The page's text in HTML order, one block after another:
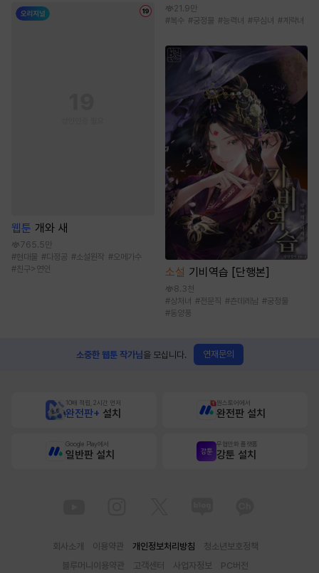
웹툰 개와 새
765.5만
#현대물 #다정공 #소설원작 #오메가수
#친구>연인
21.9만
#복수 #궁정물 #능력녀 #무심녀 #계략녀
소설 기비역습 [단행본]
8.3천
#상처녀 #전문직 #츤데레남 #궁정물
#동양풍
소중한 웹툰 작가님을 모십니다. 연재문의
10배 적립, 2시간 먼저
완전판+ 설치
원스토어에서
완전판 설치
Google Play에서
일반판 설치
무협만화 플랫폼
강툰 설치
회사소개 이용약관 개인정보처리방침
청소년보호정책
블루머니이용약관
고객센터 사업자정보 PC버전